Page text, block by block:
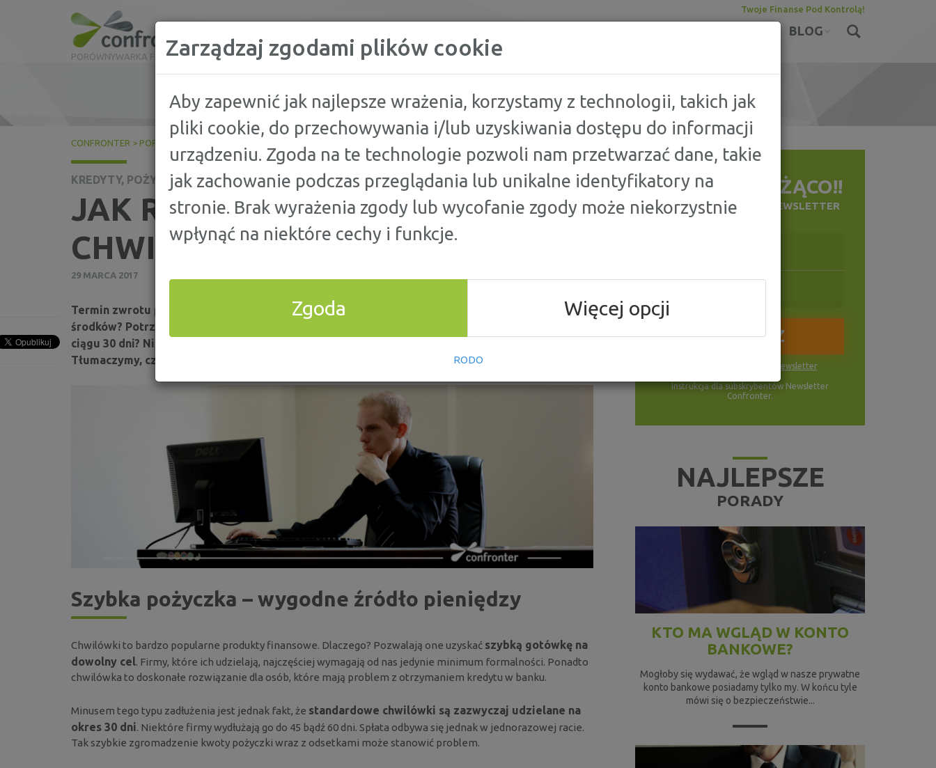
Zarządzaj zgodami plików cookie
Aby zapewnić jak najlepsze wrażenia, korzystamy z technologii, takich jak
pliki cookie, do przechowywania i/lub uzyskiwania dostępu do informacji
urządzeniu. Zgoda na te technologie pozwoli nam przetwarzać dane, takie
jak zachowanie podczas przeglądania lub unikalne identyfikatory na
stronie. Brak wyrażenia zgody lub wycofanie zgody może niekorzystnie
wpłynąć na niektóre cechy i funkcje.
Zgoda Więcej opcji
RODO
PORÓWNYWARKA FINANSOWA
Twoje Finanse Pod Kontrolą!
BLOG
CONFRONTER > PORADY
KREDYTY, POŻYCZKI
JAK ROZŁOŻYĆ SPŁATĘ
CHWILÓWKI NA RATY?
29 MARCA 2017
Termin zwrotu pożyczki nieuchronnie się zbliża, a na Twoim koncie brakuje potrzebnych
środków? Potrzebujesz szybkiej gotówki, jednak wiesz, że nie dasz rady zwrócić całej sumy w
ciągu 30 dni? Nic straconego. Możesz rozłożyć spłatę swojego zobowiązania na raty.
Tłumaczymy, czym są chwilówki ratalne i gdzie szukać takich ofert.
Szybka pożyczka – wygodne źródło pieniędzy
Chwilówki to bardzo popularne produkty finansowe. Dlaczego? Pozwalają one uzyskać szybką gotówkę na
dowolny cel. Firmy, które ich udzielają, najczęściej wymagają od nas jedynie minimum formalności. Ponadto
chwilówka to doskonałe rozwiązanie dla osób, które mają problem z otrzymaniem kredytu w banku.
Minusem tego typu zadłużenia jest jednak fakt, że standardowe chwilówki są zazwyczaj udzielane na
okres 30 dni. Niektóre firmy wydłużają go do 45 bądź 60 dni. Spłata odbywa się jednak w jednorazowej racie.
Tak szybkie zgromadzenie kwoty pożyczki wraz z odsetkami może stanowić problem.
BĄDŹ NA BIEŻĄCO!!
ZAPISZ SIĘ NA NASZ NEWSLETTER
newsletter
Instrukcja dla subskrybentów Newsletter
Confronter.
NAJLEPSZE
PORADY
KTO MA WGLĄD W KONTO
BANKOWE?
Mogłoby się wydawać, że wgląd w nasze prywatne
konto bankowe posiadamy tylko my. W końcu tyle
mówi się o bezpieczeństwie...